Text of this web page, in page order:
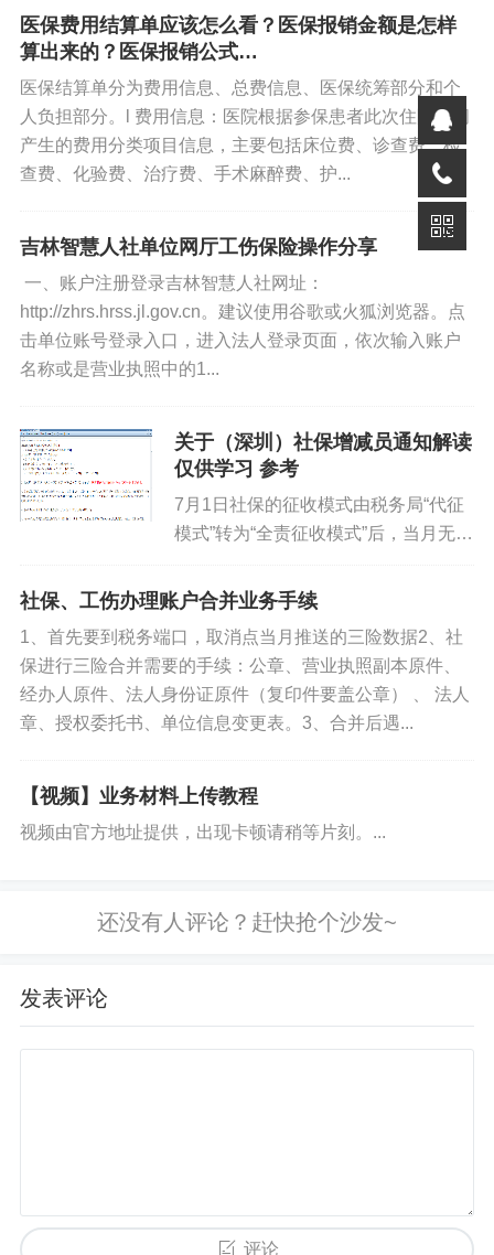
缴费和待遇衔接办法。
施行时间：
◦ 本办法自2026年3月1日起施行，同时废止了2022年的旧
暂行办法。
免责声明
如果您对本文有异议，请先阅读本站《
持您个人观点可与本人联系。
标签: 医保社保
你好优秀经办人微信公众号
旋律到前沿的科技动态，再到实用的计
算机操作技巧，一一与您分享。作为长
医保费用结算单应该怎么看？医保报销金额是怎样
算出来的？医保报销公式…
医保结算单分为费用信息、总费信息、医保统筹部分和个
人负担部分。l 费用信息：医院根据参保患者此次住院期间
产生的费用分类项目信息，主要包括床位费、诊查费、检
查费、化验费、治疗费、手术麻醉费、护...
吉林智慧人社单位网厅工伤保险操作分享
一、账户注册登录吉林智慧人社网址：
http://zhrs.hrss.jl.gov.cn。建议使用谷歌或火狐浏览器。点
击单位账号登录入口，进入法人登录页面，依次输入账户
名称或是营业执照中的1...
关于（深圳）社保增减员通知解读
仅供学习 参考
7月1日社保的征收模式由税务局“代征
模式”转为“全责征收模式”后，当月无参
大的改变是当月离职员工由第一家单位
入本单位。如员工在第一家...
社保、工伤办理账户合并业务手续
1、首先要到税务端口，取消点当月推送的三险数据2、社
保进行三险合并需要的手续：公章、营业执照副本原件、
经办人原件、法人身份证原件（复印件要盖公章） 、 法人
章、授权委托书、单位信息变更表。3、合并后遇...
【视频】业务材料上传教程
视频由官方地址提供，出现卡顿请稍等片刻。...
发表评论
评论